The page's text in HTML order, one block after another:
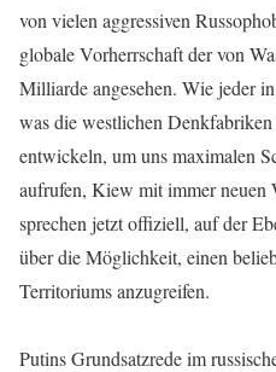
von vielen aggressiven
globale Vorherrschaft der von
Milliarde angesehen. Wie jeder
was die westlichen
entwickeln, um uns maximalen
aufrufen, Kiew mit immer neuen
sprechen jetzt offiziell, auf der
über die Möglichkeit, einen
Territoriums anzugreifen.
Putins Grundsatzrede im